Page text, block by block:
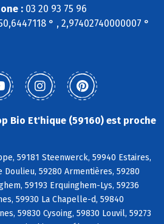
: 03 20 93 75 96
° , 2,97402740000007 °
Bio Et'hique (59160) est proche
59181 Steenwerck, 59940 Estaires,
Doulieu, 59280 Armentières, 59280
59193 Erquinghem-Lys, 59236
59930 La Chapelle-d, 59840
59830 Cysoing, 59830 Louvil, 59273